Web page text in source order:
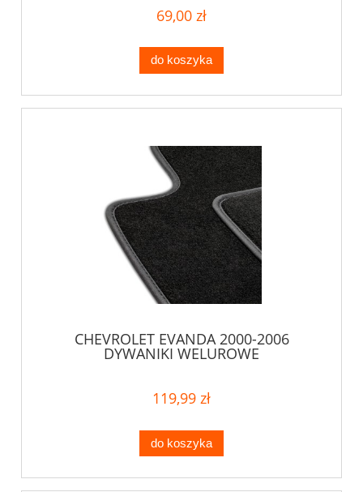
69,00 zł
do koszyka
CHEVROLET EVANDA 2000-2006
DYWANIKI WELUROWE
119,99 zł
do koszyka